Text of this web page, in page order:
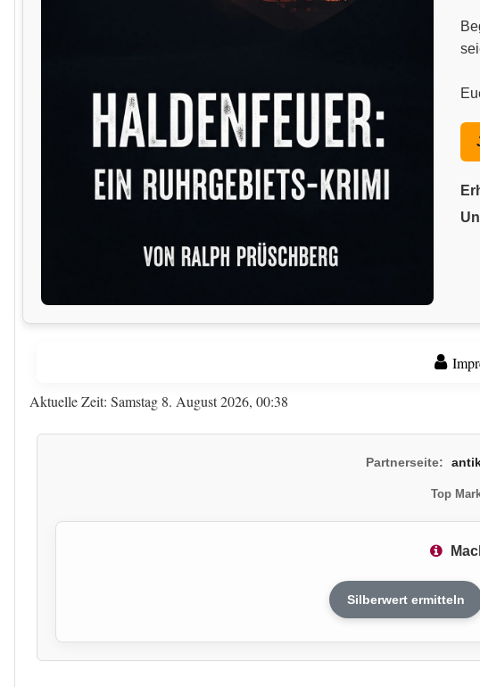
Aktuelle Zeit: Samstag 8. August 2026, 00:38
Partnerseite:
Top
Silberwert ermitteln